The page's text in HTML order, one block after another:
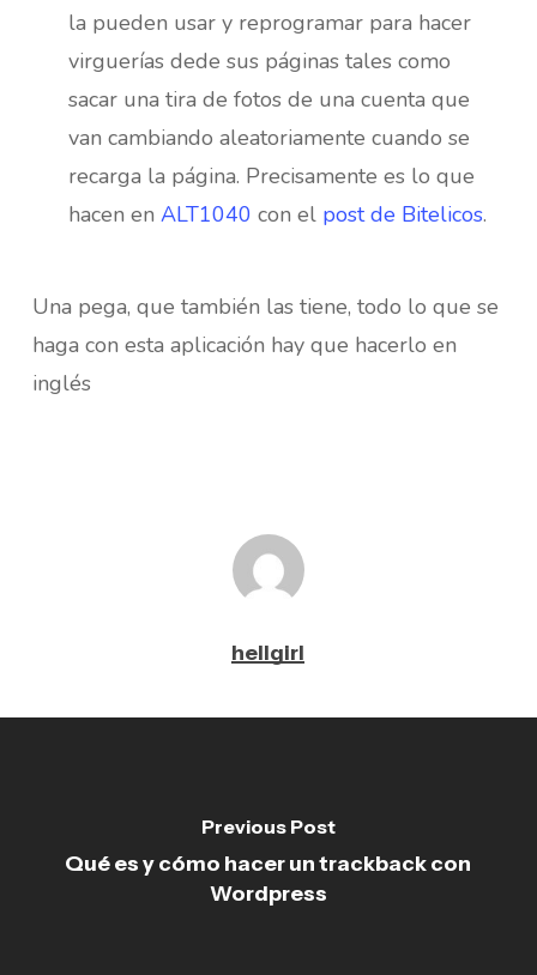
la pueden usar y reprogramar para hacer
virguerías dede sus páginas tales como
sacar una tira de fotos de una cuenta que
van cambiando aleatoriamente cuando se
recarga la página. Precisamente es lo que
hacen en ALT1040 con el post de Bitelicos.
Una pega, que también las tiene, todo lo que se
haga con esta aplicación hay que hacerlo en
inglés
hellgirl
Previous Post
Qué es y cómo hacer un trackback con
Wordpress